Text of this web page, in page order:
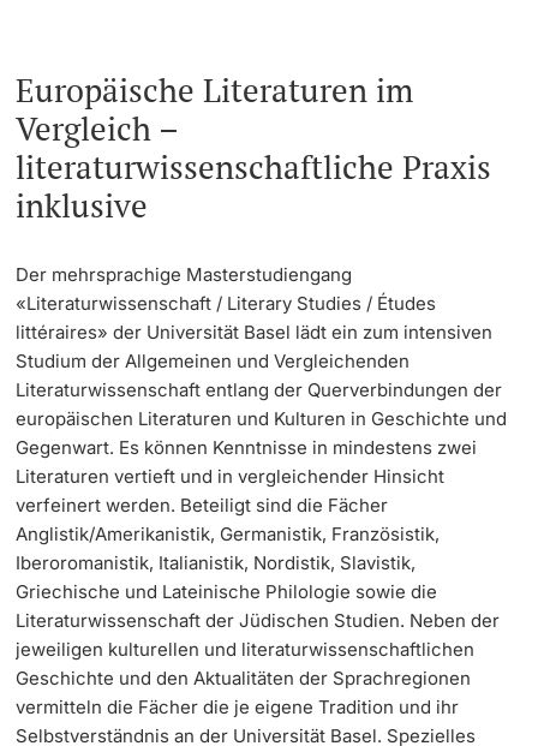
Coordination Office for Refugees
Inclusive University
Support Services Guide
Learning & Teaching
AI in learning and teaching
Digital learning
Language Center
Learning Spaces
University Library Basel
Lernbörse
Europäische Literaturen im
Vergleich –
literaturwissenschaftliche Praxis
inklusive
Der mehrsprachige Masterstudiengang
«Literaturwissenschaft / Literary Studies / Études
littéraires» der Universität Basel lädt ein zum intensiven
Studium der Allgemeinen und Vergleichenden
Literaturwissenschaft entlang der Querverbindungen der
europäischen Literaturen und Kulturen in Geschichte und
Gegenwart. Es können Kenntnisse in mindestens zwei
Literaturen vertieft und in vergleichender Hinsicht
verfeinert werden. Beteiligt sind die Fächer
Anglistik/Amerikanistik, Germanistik, Französistik,
Iberoromanistik, Italianistik, Nordistik, Slavistik,
Griechische und Lateinische Philologie sowie die
Literaturwissenschaft der Jüdischen Studien. Neben der
jeweiligen kulturellen und literaturwissenschaftlichen
Geschichte und den Aktualitäten der Sprachregionen
vermitteln die Fächer die je eigene Tradition und ihr
Selbstverständnis an der Universität Basel. Spezielles